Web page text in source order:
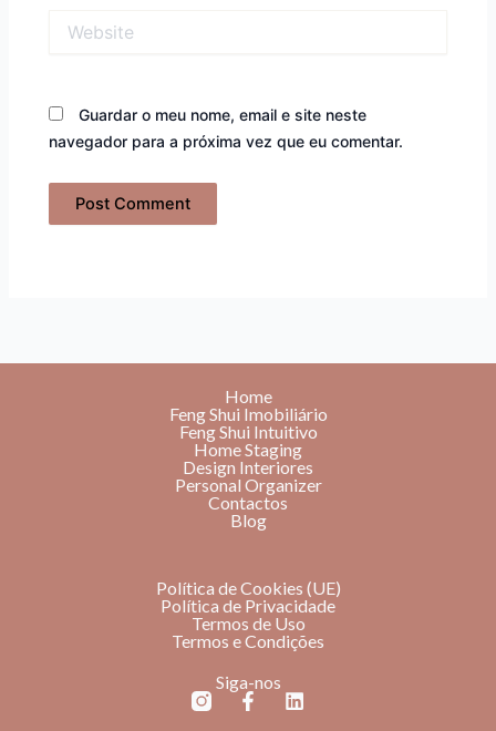
Guardar o meu nome, email e site neste
navegador para a próxima vez que eu comentar.
Home
Feng Shui Imobiliário
Feng Shui Intuitivo
Home Staging
Design Interiores
Personal Organizer
Contactos
Blog
Política de Cookies (UE)
Política de Privacidade
Termos de Uso
Termos e Condições
Siga-nos
F
a
L